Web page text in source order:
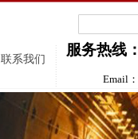
服务热线：
Email：
联系我们